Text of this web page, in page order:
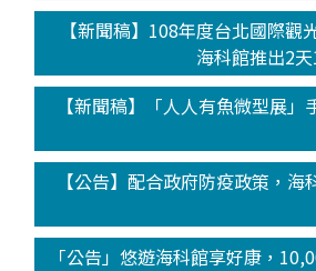
【新聞稿】108年度台北國際觀
海科館推出2
【新聞稿】「人人有魚微型展
【公告】配合政府防疫政策，
「公告」悠遊海科館享好康，